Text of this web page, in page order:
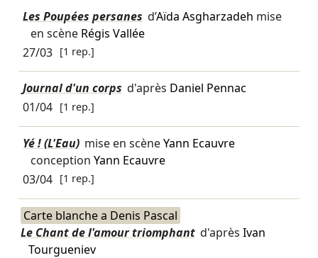
Les Poupées persanes d’Aïda Asgharzadeh mise
en scène Régis Vallée
27/03 [1 rep.]
Journal d'un corps d'après Daniel Pennac
01/04 [1 rep.]
Yé ! (L'Eau) mise en scèneYann Ecauvre
conception Yann Ecauvre
03/04 [1 rep.]
Carte blanche a Denis Pascal
Le Chant de l'amour triomphant d'après Ivan
Tourgueniev